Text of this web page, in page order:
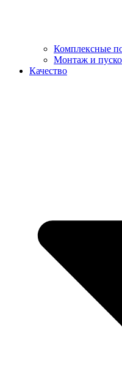
Комплексные
Монтаж и
Качество